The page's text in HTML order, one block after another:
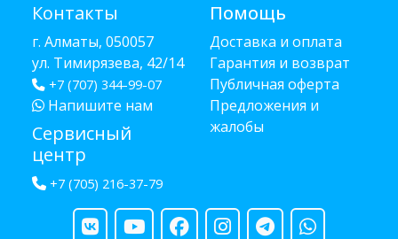
Контакты
г. Алматы, 050057
ул. Тимирязева, 42/14
+7 (707) 344-99-07
Напишите нам
Сервисный
центр
+7 (705) 216-37-79
Помощь
Доставка и оплата
Гарантия и возврат
Публичная оферта
Предложения и
жалобы